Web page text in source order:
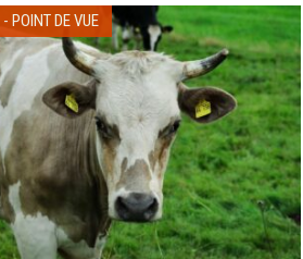
- POINT DE VUE